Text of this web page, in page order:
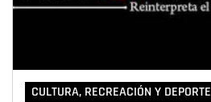
CULTURA, RECREACIÓN Y DEPORTE